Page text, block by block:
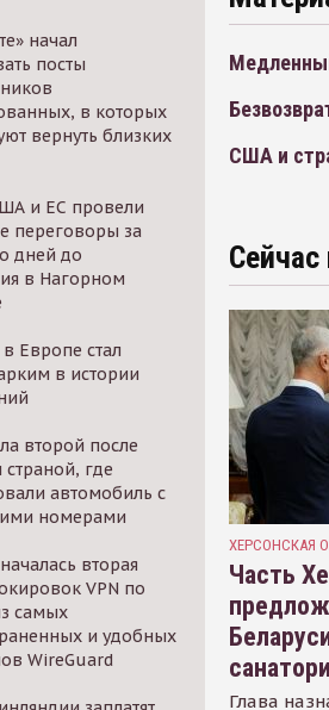
начал
посты
в которых
вернуть близких
и ЕС провели
переговоры за
дней до
в Нагорном
Европе стал
в истории
второй после
где
автомобиль с
номерами
вторая
VPN по
самых
и удобных
WireGuard
США и
Сейчас
ХЕРСОНСКАЯ
Часть
Глава